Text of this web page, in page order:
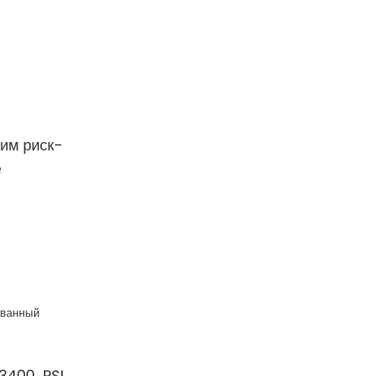
риск-